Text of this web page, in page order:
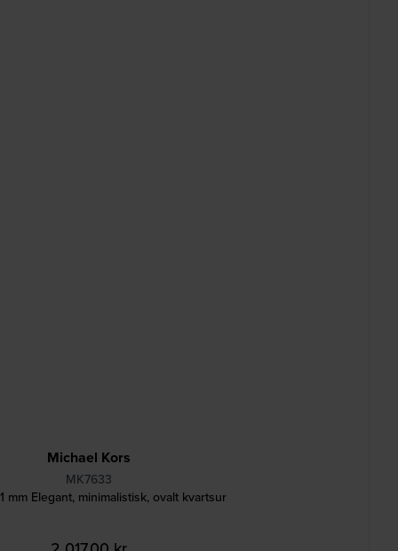
Michael Kors
MK7633
mm Elegant, minimalistisk, ovalt kvartsur